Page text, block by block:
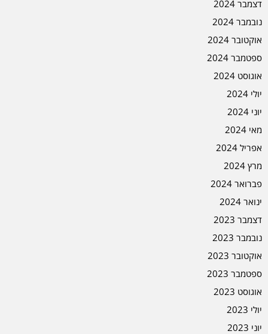
דצמבר 2024
נובמבר 2024
אוקטובר 2024
ספטמבר 2024
אוגוסט 2024
יולי 2024
יוני 2024
מאי 2024
אפריל 2024
מרץ 2024
פברואר 2024
ינואר 2024
דצמבר 2023
נובמבר 2023
אוקטובר 2023
ספטמבר 2023
אוגוסט 2023
יולי 2023
יוני 2023